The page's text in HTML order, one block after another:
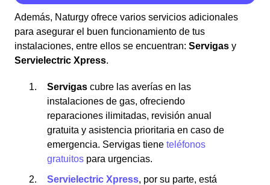
Además, Naturgy ofrece varios servicios adicionales
para asegurar el buen funcionamiento de tus
instalaciones, entre ellos se encuentran: Servigas y
Servielectric Xpress.
Servigas cubre las averías en las
instalaciones de gas, ofreciendo
reparaciones ilimitadas, revisión anual
gratuita y asistencia prioritaria en caso de
emergencia. Servigas tiene teléfonos
gratuitos para urgencias.
Servielectric Xpress, por su parte, está